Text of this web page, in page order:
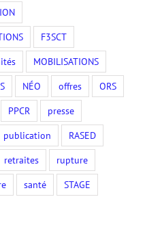
F3SCT
MOBILISATIONS
NÉO offres
ORS
PPCR
presse
publication
RASED
retraites
rupture
santé
STAGE